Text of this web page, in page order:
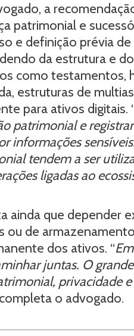
a
patrimonial e
e definição prévia
da estrutura e
como testamentos,
estruturas de
para ativos digitais.
patrimonial e
informações
tendem a ser
ligadas ao
ainda que depender
ou de
dos ativos. “
juntas. O
privacidade
completa o advogado.